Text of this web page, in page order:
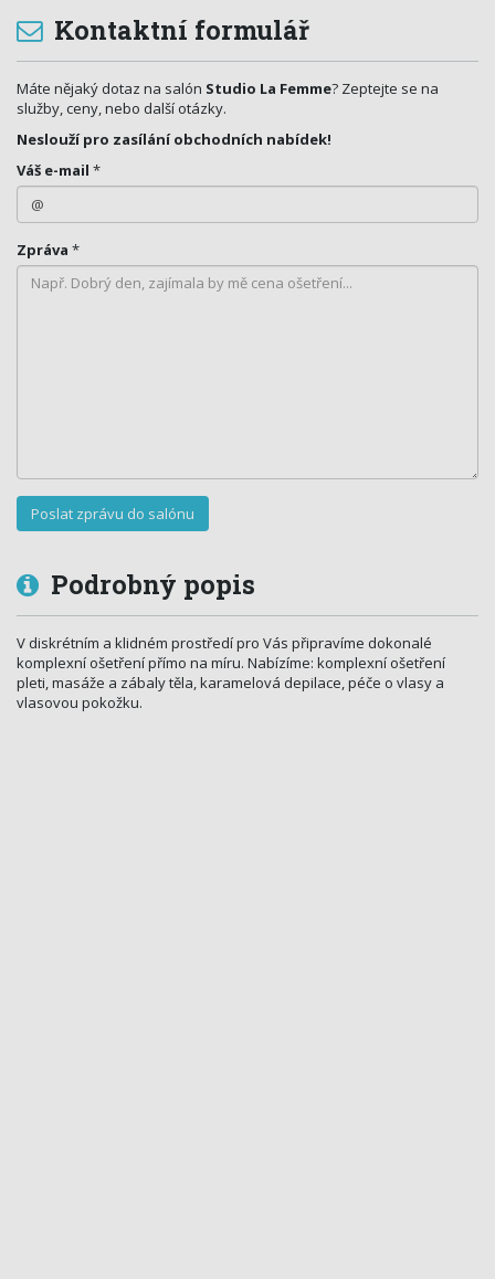
Kontaktní formulář
Máte nějaký dotaz na salón Studio La Femme? Zeptejte se na
služby, ceny, nebo další otázky.
Neslouží pro zasílání obchodních nabídek!
Váš e-mail *
Zpráva *
Podrobný popis
V diskrétním a klidném prostředí pro Vás připravíme dokonalé
komplexní ošetření přímo na míru. Nabízíme: komplexní ošetření
pleti, masáže a zábaly těla, karamelová depilace, péče o vlasy a
vlasovou pokožku.